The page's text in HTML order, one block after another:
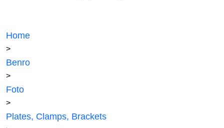
Home
>
Benro
>
Foto
>
Plates, Clamps, Brackets